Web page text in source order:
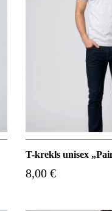
T-krekls unisex
8,00 €